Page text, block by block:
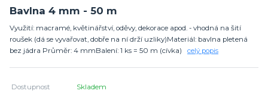
Bavlna 4 mm - 50 m
Využití: macramé, květinářství, oděvy, dekorace apod. - vhodná na šití
roušek (dá se vyvařovat, dobře na ní drží uzliky)Materiál: bavlna pletená
bez jádra Průměr: 4 mmBalení: 1 ks = 50 m (cívka) celý popis
Dostupnost Skladem